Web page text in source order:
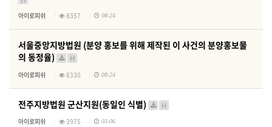
아이로피쉬 8357 08-24
서울중앙지방법원 (분양 홍보를 위해 제작된 이 사건의 분양홍보물
의 동정율)
H
아이로피쉬 8330 08-24
전주지방법원 군산지원(동일인 식별) H
아이로피쉬 3975 03-06